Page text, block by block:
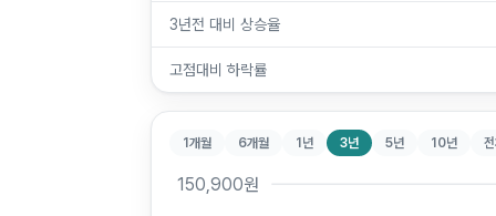
3년전 대비 상승율
고점대비 하락률
1개월 6개월 1년 3년 5년 10년
150,900원